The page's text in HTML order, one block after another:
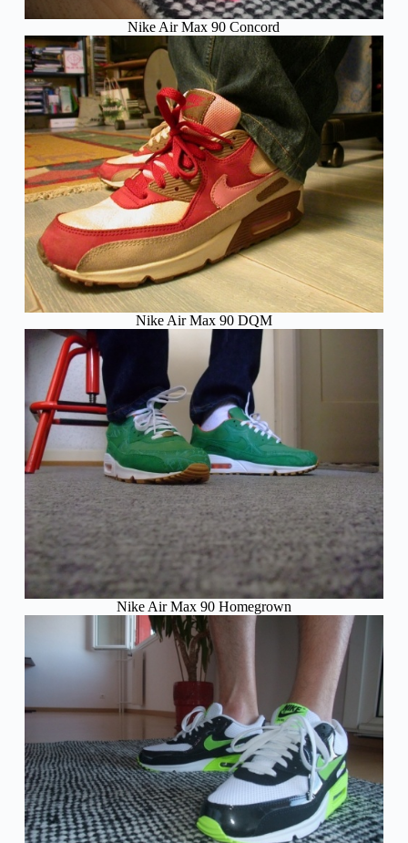
Nike Air Max 90 Concord
Nike Air Max 90 DQM
Nike Air Max 90 Homegrown